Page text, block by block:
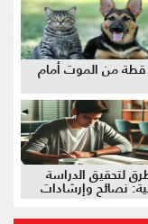
قطة من الموت أمام
لتحقيق الدراسة
نصائح وإرشادات